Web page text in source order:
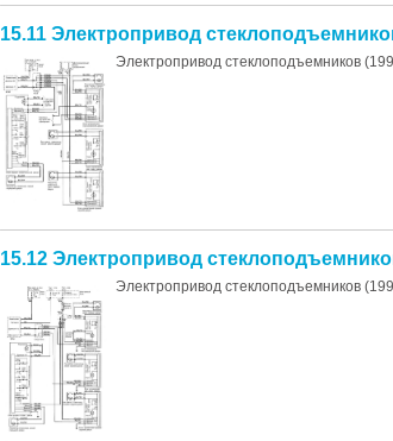
15.11 Электропривод
Электропривод стеклоподъемников
15.12 Электропривод
Электропривод стеклоподъемников